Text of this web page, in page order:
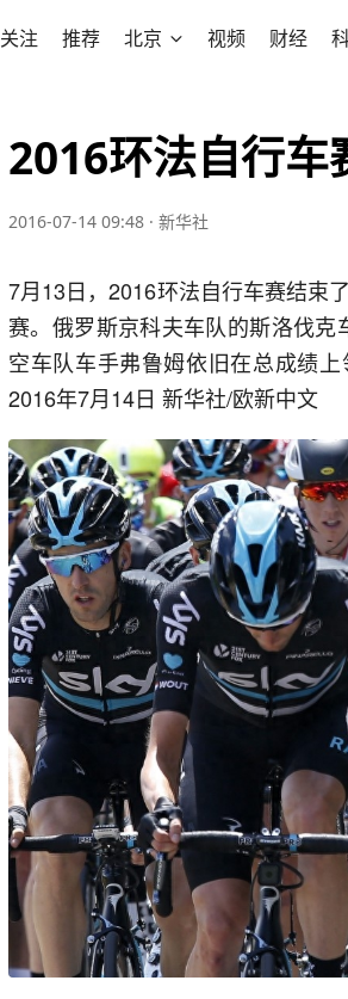
关注 推荐 北京 视频 财经
2016环法自行
2016-07-14 09:48 · 新华社
7月13日，2016环法自行车赛结束
赛。俄罗斯京科夫车队的斯洛伐
空车队车手弗鲁姆依旧在总成绩
2016年7月14日 新华社/欧新中文